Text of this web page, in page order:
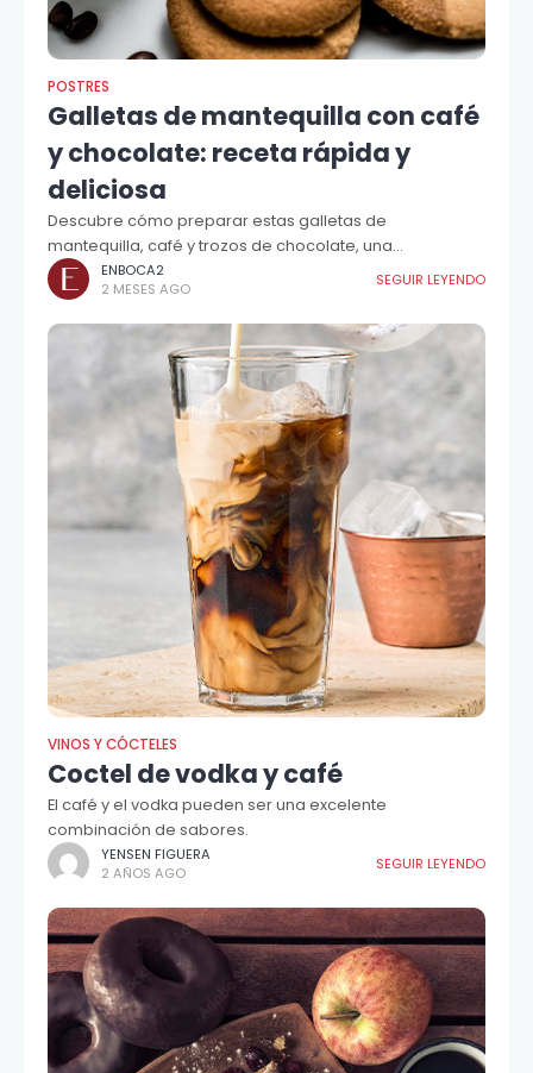
POSTRES
Galletas de mantequilla con café
y chocolate: receta rápida y
deliciosa
Descubre cómo preparar estas galletas de
mantequilla, café y trozos de chocolate, una
combinación perfecta.
ENBOCA2
2 MESES AGO
SEGUIR LEYENDO
VINOS Y CÓCTELES
Coctel de vodka y café
El café y el vodka pueden ser una excelente
combinación de sabores.
YENSEN FIGUERA
2 AÑOS AGO
SEGUIR LEYENDO